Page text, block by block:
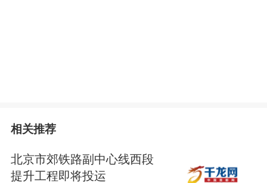
相关推荐
北京市郊铁路副中心线西段
提升工程即将投运